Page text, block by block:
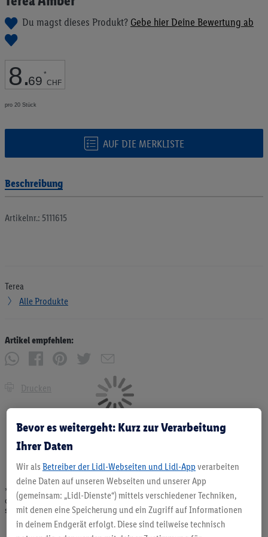
Du magst dieses Produkt? Gebe hier Deine Bewertung ab
8.69 *
CHF
pro 20 Stück
AUF DIE MERKLISTE
Anfang
der
Bildgalerie
springen
Beschreibung
Artikelnr.: 5111615
Terea
Alle Produkte
Artikel empfehlen:
Drucken
* Angebote solange Vorrat. Abgabe nur in haushaltsüblichen Mengen. Verkauf
ohne Dekoration. Die hier beworbenen Produkte, vor allem NonFood-Produkte,
sind nicht alle dauerhaft im Sortiment. Abbildungen ähnlich.
Bevor es weitergeht: Kurz zur Verarbeitung
Ihrer Daten
Wir als Betreiber der Lidl-Webseiten und Lidl-App verarbeiten
deine Daten auf unseren Webseiten und unserer App
(gemeinsam: „Lidl-Dienste“) mittels verschiedener Techniken,
mit denen eine Speicherung und ein Zugriff auf Informationen
in deinem Endgerät erfolgt. Diese sind teilweise technisch